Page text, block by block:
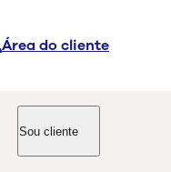
Área do cliente
Sou cliente